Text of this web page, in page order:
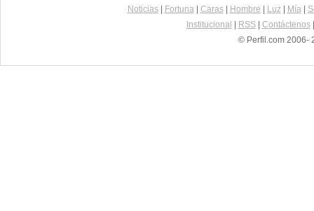
Noticias| Fortuna| Caras| Hombre Luz| Mía|
Institucional
RSS| Contáctenos
© Perfil.com 2006-